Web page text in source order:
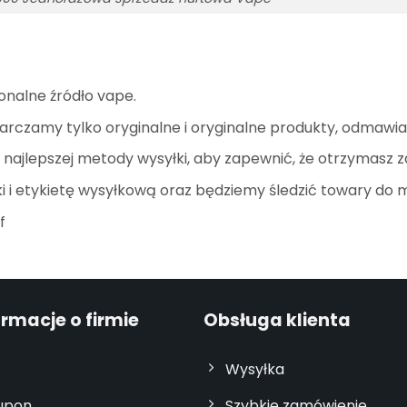
źródło vape.
tylko oryginalne i oryginalne produkty,
metody wysyłki, aby zapewnić, że otrzymasz
i etykietę wysyłkową oraz będziemy śledzić towary do
o firmie Obsługa klienta
Wysyłka